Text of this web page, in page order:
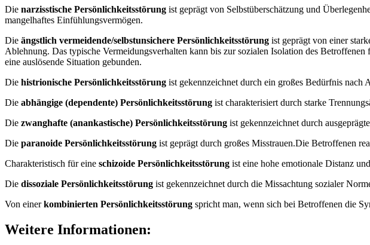
Die narzisstische Persönlichkeitsstörung ist geprägt von Selbstüberschätzung und
mangelhaftes Einfühlungsvermögen.
Die ängstlich vermeidende/selbstunsichere Persönlichkeitsstörung ist geprägt von einer
Ablehnung. Das typische Vermeidungsverhalten kann bis zur sozialen Isolation des
eine auslösende Situation gebunden.
Die histrionische Persönlichkeitsstörung ist gekennzeichnet durch ein großes Bedürfnis nach
Die abhängige (dependente) Persönlichkeitsstörung ist charakterisiert durch starke
Die zwanghafte (anankastische) Persönlichkeitsstörung ist gekennzeichnet durch
Die paranoide Persönlichkeitsstörung ist geprägt durch großes Misstrauen.Die Betroffenen
Charakteristisch für eine schizoide Persönlichkeitsstörung ist eine hohe emotionale Distanz
Die dissoziale Persönlichkeitsstörung ist gekennzeichnet durch die Missachtung sozialer
Von einerkombinierten Persönlichkeitsstörung spricht man, wenn sich bei Betroffenen die
Weitere Informationen: